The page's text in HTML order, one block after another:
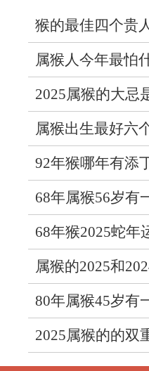
猴的最佳四个贵
贵人
属猴人今年最怕
的忌讳是什么
2025属猴的大忌
讳的事
属猴出生最好六
的日子
92年猴哪年有添
年子女运最旺
68年属猴56岁有
68年猴2025蛇年
2025年全年运势
属猴的2025和
财运最好
80年属猴45岁有
2025属猴的的双